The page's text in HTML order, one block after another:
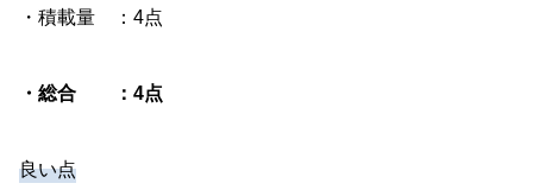
・積載量 ：4点
・総合 ：4点
良い点